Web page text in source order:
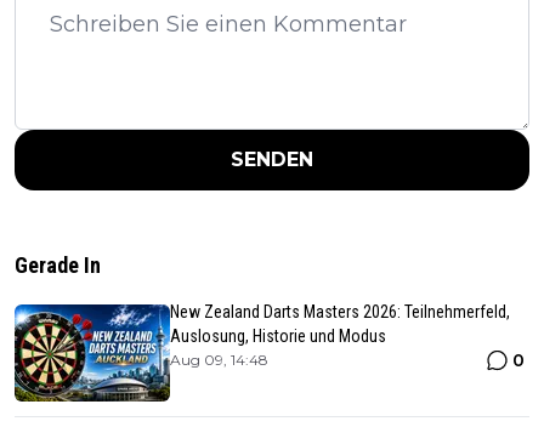
SENDEN
Gerade In
New Zealand Darts Masters 2026: Teilnehmerfeld,
Auslosung, Historie und Modus
Aug 09, 14:48 0